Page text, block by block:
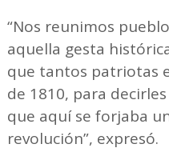
“Nos reunimos
aquella gesta
que tantos patriotas
de 1810, para
que aquí se forjaba
revolución”, expresó.